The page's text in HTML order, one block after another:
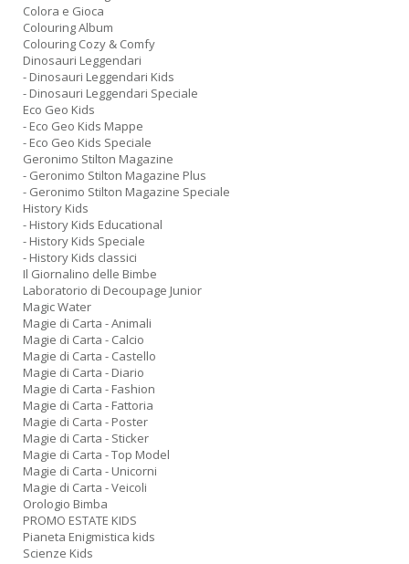
Colora e Gioca
Colouring Album
Colouring Cozy & Comfy
Dinosauri Leggendari
- Dinosauri Leggendari Kids
- Dinosauri Leggendari Speciale
Eco Geo Kids
- Eco Geo Kids Mappe
- Eco Geo Kids Speciale
Geronimo Stilton Magazine
- Geronimo Stilton Magazine Plus
- Geronimo Stilton Magazine Speciale
History Kids
- History Kids Educational
- History Kids Speciale
- History Kids classici
Il Giornalino delle Bimbe
Laboratorio di Decoupage Junior
Magic Water
Magie di Carta - Animali
Magie di Carta - Calcio
Magie di Carta - Castello
Magie di Carta - Diario
Magie di Carta - Fashion
Magie di Carta - Fattoria
Magie di Carta - Poster
Magie di Carta - Sticker
Magie di Carta - Top Model
Magie di Carta - Unicorni
Magie di Carta - Veicoli
Orologio Bimba
PROMO ESTATE KIDS
Pianeta Enigmistica kids
Scienze Kids